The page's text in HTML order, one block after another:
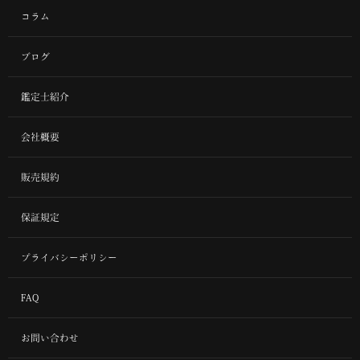
コラム
ブログ
鑑定士紹介
会社概要
販売規約
保証規定
プライバシーポリシー
FAQ
お問い合わせ